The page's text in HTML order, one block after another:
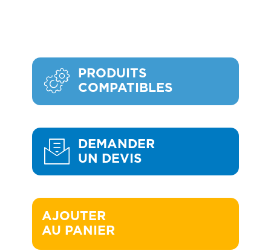
PRODUITS
COMPATIBLES
DEMANDER
UN DEVIS
AJOUTER
AU PANIER